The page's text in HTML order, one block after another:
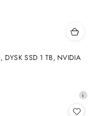
SSD 1 TB, NVIDIA